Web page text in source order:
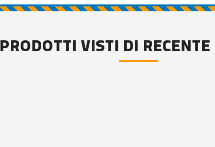
PRODOTTI VISTI DI RECENTE